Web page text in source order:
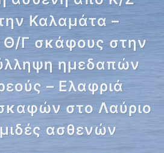
Καλαμάτα –
Γ σκάφους στην
ημεδαπών
– Ελαφριά
στο Λαύριο
ασθενών